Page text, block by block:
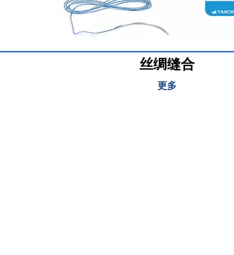
丝绸缝合
更多